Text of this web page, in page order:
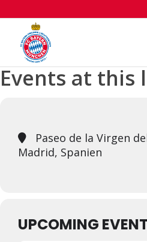
Events at this
Paseo de la Virgen
Madrid, Spanien
UPCOMING